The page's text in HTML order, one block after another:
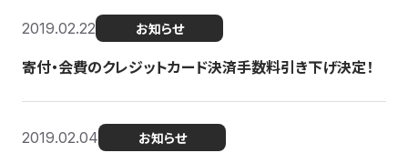
2019.02.22 お知らせ
寄付・会費のクレジットカード決済手数料引き下げ決定！
2019.02.04 お知らせ